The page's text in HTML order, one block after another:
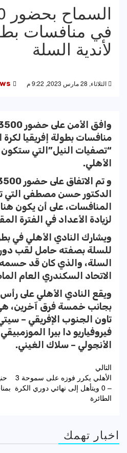
في منافسات
لأندية السلة
الثلاثاء, 28 مارس 2023, 9:22 م
منافسات بطولة إفريقيا لكرة
“تصفيات النيل”التي ستكون
الأهلي.
الدكتور حسن مصطفى التي
المنافسات، على أن يكون
لزيادة الأعداد في الفترة
ويشارك النادي الأهلي في
للسلة بصفته حامل لقب
السلة، والذي كان قد
الاتحاد السكندري العام
ويقع النادي الأهلي على
بجانب خمسة فرق آخرين،
تاون الجنوب الإفريقي –
فيروفياريو دا بيرا
الأنجولي – سلاك الغيني.
تصفّح
المقالات
التالي
الأهلي يكرر فوزه على سموحة 3
– 0 ويتأهل إلى نهائي دوري الكرة
الطائرة
اخبار تهمك